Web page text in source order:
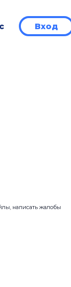
Вход
написать жалобы